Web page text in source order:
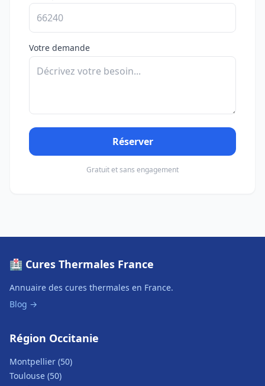
Votre demande
Réserver
Gratuit et sans engagement
🏥 Cures Thermales France
Annuaire des cures thermales en France.
Blog →
Région Occitanie
Montpellier (50)
Toulouse (50)